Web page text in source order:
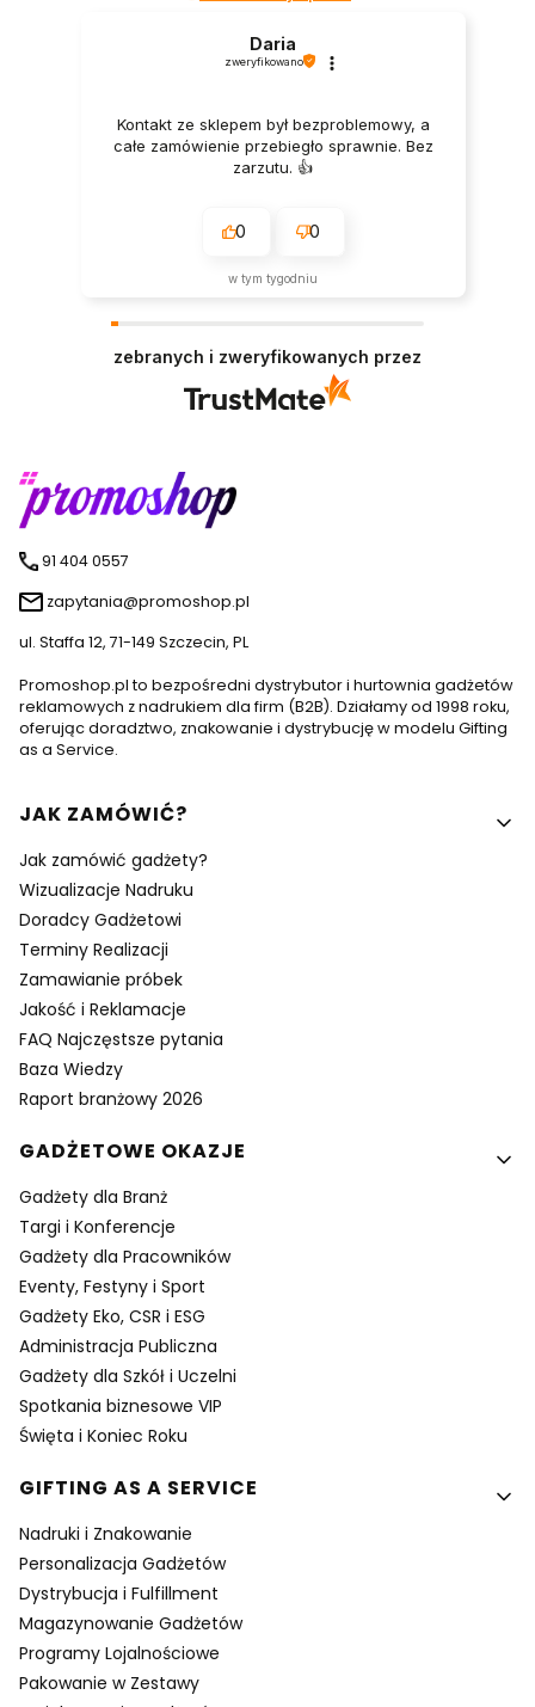
Daria
zweryfikowano
Kontakt ze sklepem był bezproblemowy, a
całe zamówienie przebiegło sprawnie. Bez
zarzutu. 👍️
0 0
w tym tygodniu
zebranych i zweryfikowanych przez
91 404 0557
zapytania@promoshop.pl
ul. Staffa 12, 71-149 Szczecin, PL
Promoshop.pl to bezpośredni dystrybutor i hurtownia gadżetów
reklamowych z nadrukiem dla firm (B2B). Działamy od 1998 roku,
oferując doradztwo, znakowanie i dystrybucję w modelu Gifting
as a Service.
Linki w stopce
JAK ZAMÓWIĆ?
Jak zamówić gadżety?
Wizualizacje Nadruku
Doradcy Gadżetowi
Terminy Realizacji
Zamawianie próbek
Jakość i Reklamacje
FAQ Najczęstsze pytania
Baza Wiedzy
Raport branżowy 2026
GADŻETOWE OKAZJE
Gadżety dla Branż
Targi i Konferencje
Gadżety dla Pracowników
Eventy, Festyny i Sport
Gadżety Eko, CSR i ESG
Administracja Publiczna
Gadżety dla Szkół i Uczelni
Spotkania biznesowe VIP
Święta i Koniec Roku
GIFTING AS A SERVICE
Nadruki i Znakowanie
Personalizacja Gadżetów
Dystrybucja i Fulfillment
Magazynowanie Gadżetów
Programy Lojalnościowe
Pakowanie w Zestawy